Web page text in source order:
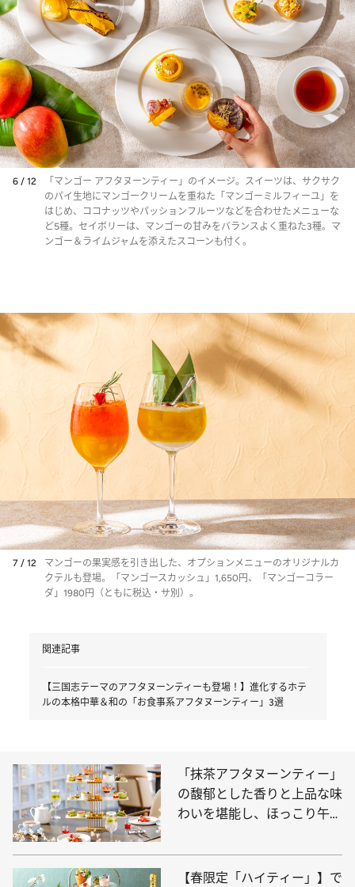
6 / 12
「マンゴー アフタヌーンティー」のイメージ。スイーツは、サクサク
のパイ生地にマンゴークリームを重ねた「マンゴーミルフィーユ」を
はじめ、ココナッツやパッションフルーツなどを合わせたメニューな
ど5種。セイボリーは、マンゴーの甘みをバランスよく重ねた3種。マ
ンゴー＆ライムジャムを添えたスコーンも付く。
7 / 12
マンゴーの果実感を引き出した、オプションメニューのオリジナルカ
クテルも登場。「マンゴースカッシュ」1,650円、「マンゴーコラー
ダ」1980円（ともに税込・サ別）。
関連記事
【三国志テーマのアフタヌーンティーも登場！】進化するホテ
ルの本格中華＆和の「お食事系アフタヌーンティー」3選
「抹茶アフタヌーンティー」
の馥郁とした香りと上品な味
わいを堪能し、ほっこり午後
【春限定「ハイティー」】で